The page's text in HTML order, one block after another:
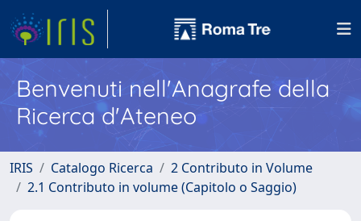
Benvenuti nell'Anagrafe della
Ricerca d'Ateneo
IRIS Catalogo Ricerca
2 Contributo in Volume
2.1 Contributo in volume (Capitolo o Saggio)